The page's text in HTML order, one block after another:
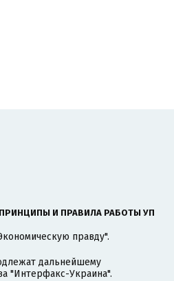
ПРИНЦИПЫ И ПРАВИЛА РАБОТЫ УП
правду".
дальнейшему
"Интерфакс-Украина".